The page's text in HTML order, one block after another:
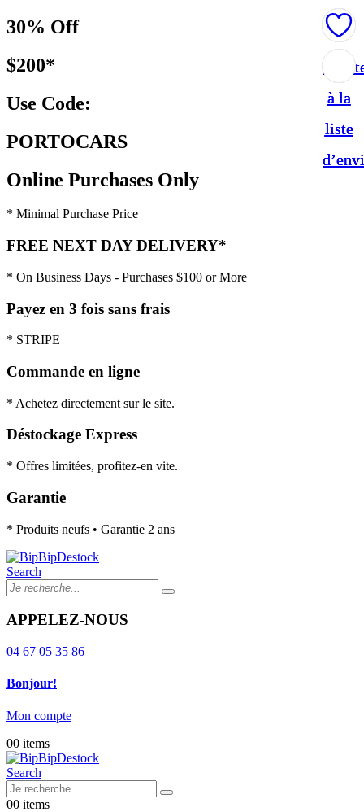
30% Off
$200*
Use Code:
PORTOCARS
Online Purchases Only
* Minimal Purchase Price
FREE NEXT DAY DELIVERY*
* On Business Days - Purchases $100 or More
Payez en 3 fois sans frais
* STRIPE
Commande en ligne
* Achetez directement sur le site.
Déstockage Express
* Offres limitées, profitez-en vite.
Garantie
* Produits neufs • Garantie 2 ans
Search
APPELEZ-NOUS
04 67 05 35 86
Bonjour!
Mon compte
00 items
Search
00 items
à la
liste
à la
liste
à la
liste